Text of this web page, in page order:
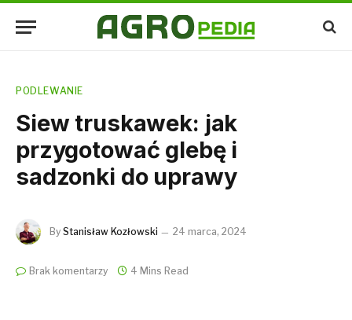
PODLEWANIE
Siew truskawek: jak
przygotować glebę i
sadzonki do uprawy
By Stanisław Kozłowski 24 marca, 2024
Brak komentarzy 4 Mins Read